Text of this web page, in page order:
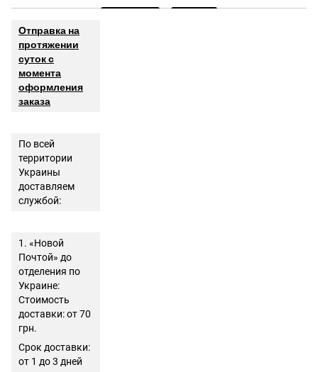
Отправка на
протяжении
суток с
момента
оформления
заказа
По всей
территории
Украины
доставляем
службой:
1. «Новой
Почтой» до
отделения по
Украине:
Стоимость
доставки: от 70
грн.
Срок доставки:
от 1 до 3 дней